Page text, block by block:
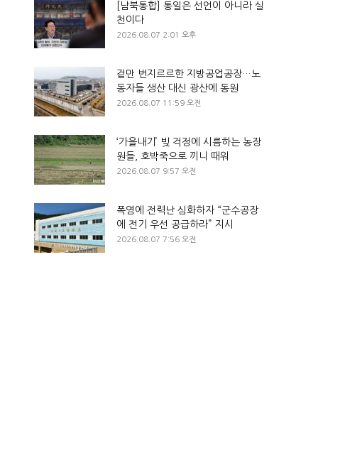
[남북통합] 통일은 선언이 아니라 실
천이다
2026.08.07 2:01 오후
겉만 번지르르한 지방공업공장…노
동자들 생산 대신 광산에 동원
2026.08.07 11:59 오전
‘가을내기’ 빚 걱정에 시름하는 농장
원들, 호박죽으로 끼니 때워
2026.08.07 9:57 오전
폭염에 전력난 심화하자 “군수공장
에 전기 우선 공급하라” 지시
2026.08.07 7:56 오전